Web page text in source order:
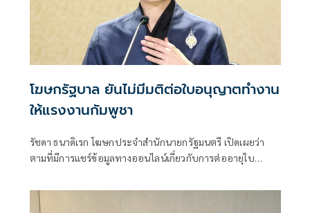
โฆษกรัฐบาล ยันไม่มีมติต่อใบอนุญาตทำงาน
ให้แรงงานกัมพูชา
รัชดา ธนาดิเรก โฆษกประจำสำนักนายกรัฐมนตรี เปิดเผยว่า
ตามที่มีการแชร์ข้อมูลทางออนไลน์เกี่ยวกับการต่ออายุใบ
นอกระบบนั้น เป็นเพียงข้อเสนอของสภาอุตสาหกรรมแห่ง
ประเทศไทย (ส.อ.ท.)